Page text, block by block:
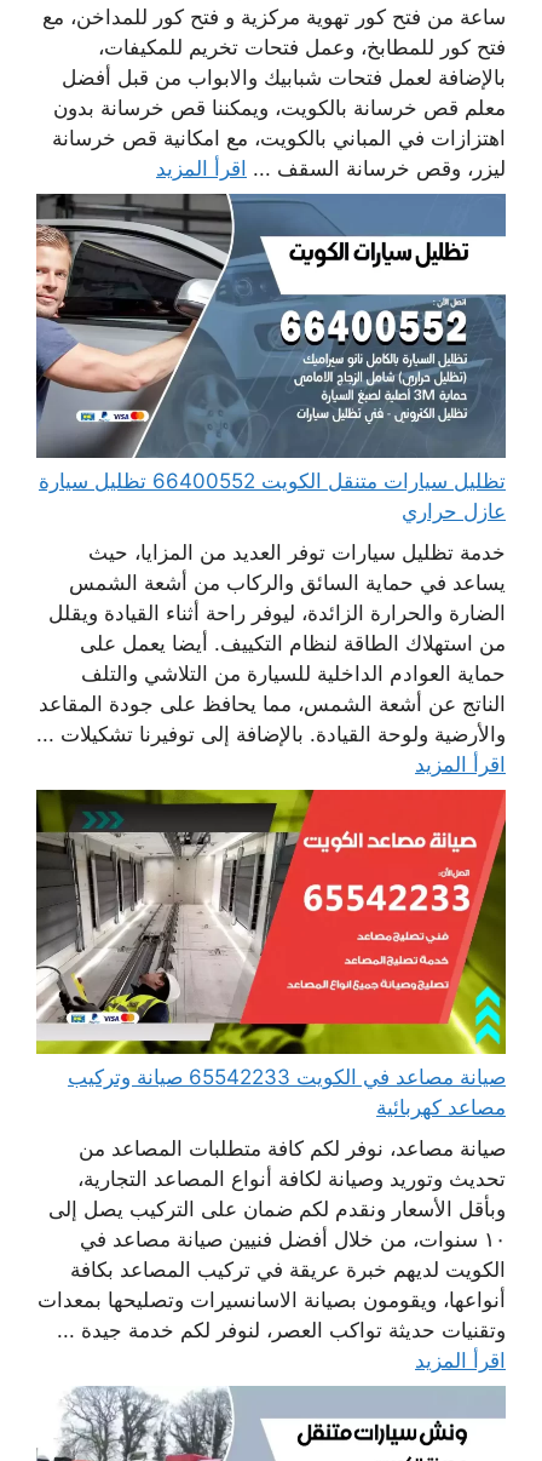
ساعة من فتح كور تهوية مركزية و فتح كور للمداخن، مع
فتح كور للمطابخ، وعمل فتحات تخريم للمكيفات،
بالإضافة لعمل فتحات شبابيك والابواب من قبل أفضل
معلم قص خرسانة بالكويت، ويمكننا قص خرسانة بدون
اهتزازات في المباني بالكويت، مع امكانية قص خرسانة
ليزر، وقص خرسانة السقف ... اقرأ المزيد
تظليل سيارات متنقل الكويت 66400552 تظليل سيارة
عازل حراري
خدمة تظليل سيارات توفر العديد من المزايا، حيث
يساعد في حماية السائق والركاب من أشعة الشمس
الضارة والحرارة الزائدة، ليوفر راحة أثناء القيادة ويقلل
من استهلاك الطاقة لنظام التكييف. أيضا يعمل على
حماية العوادم الداخلية للسيارة من التلاشي والتلف
الناتج عن أشعة الشمس، مما يحافظ على جودة المقاعد
والأرضية ولوحة القيادة. بالإضافة إلى توفيرنا تشكيلات ...
اقرأ المزيد
صيانة مصاعد في الكويت 65542233 صيانة وتركيب
مصاعد كهربائية
صيانة مصاعد، نوفر لكم كافة متطلبات المصاعد من
تحديث وتوريد وصيانة لكافة أنواع المصاعد التجارية،
وبأقل الأسعار ونقدم لكم ضمان على التركيب يصل إلى
١٠ سنوات، من خلال أفضل فنيين صيانة مصاعد في
الكويت لديهم خبرة عريقة في تركيب المصاعد بكافة
أنواعها، ويقومون بصيانة الاسانسيرات وتصليحها بمعدات
وتقنيات حديثة تواكب العصر، لنوفر لكم خدمة جيدة ...
اقرأ المزيد